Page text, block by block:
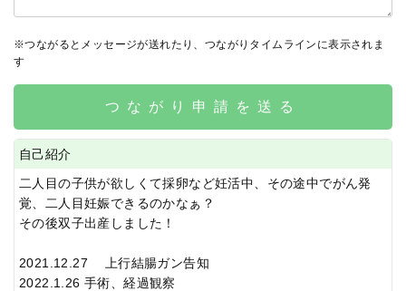
※つながるとメッセージが送れたり、つながりタイムラインに表示されま
す
つながり申請を送る
自己紹介
二人目の子供が欲しくて採卵など妊活中、その途中でがん発
覚、二人目妊娠できるのかなぁ？
その後双子出産しました！
2021.12.27 上行結腸ガン告知
2022.1.26 手術、経過観察